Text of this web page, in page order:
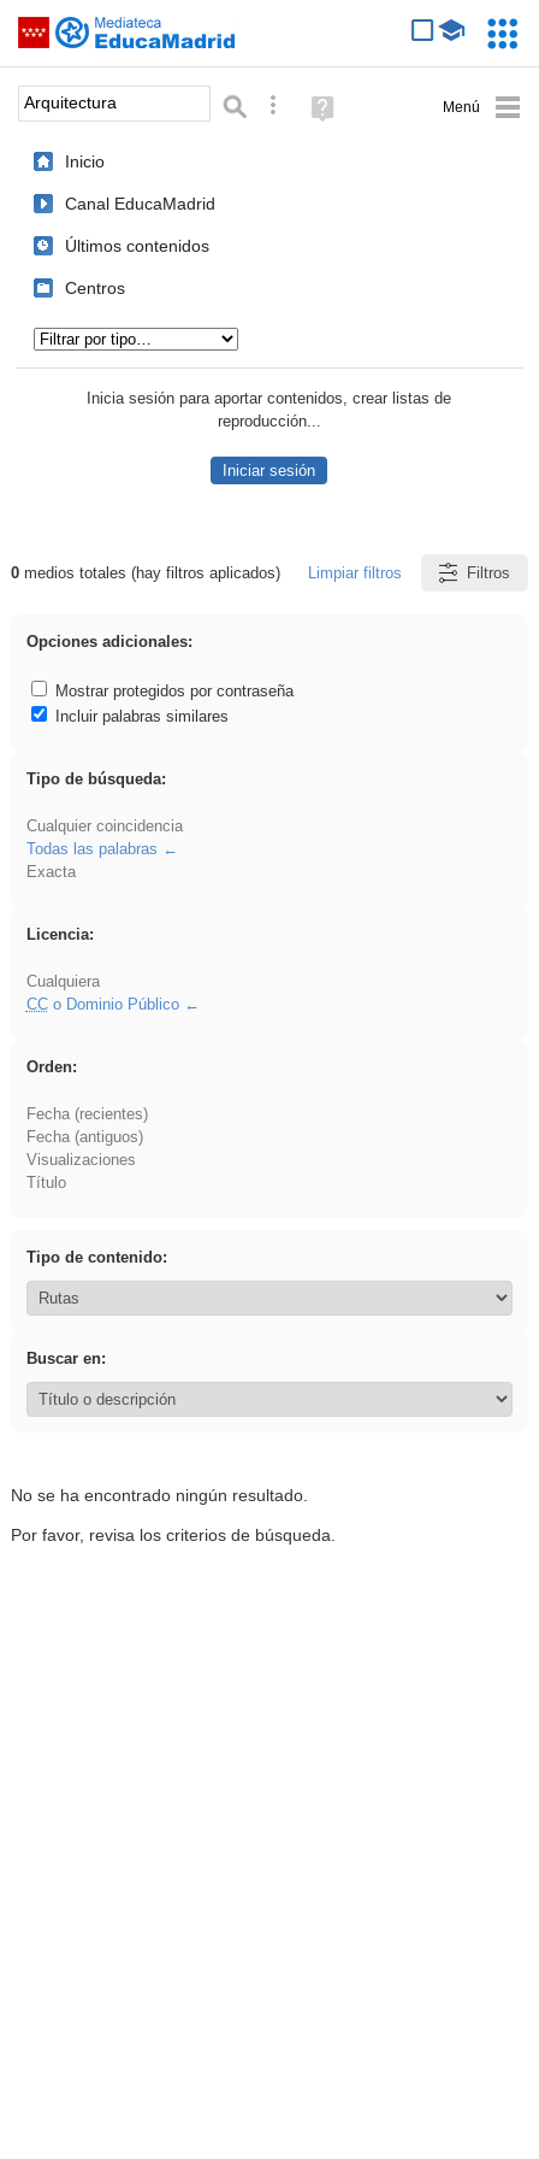
Saltar navegación
Palabra o frase: Búsqueda avanzada
Ayuda
(en
Inicio
Canal EducaMadrid
Últimos contenidos
Centros
Inicia sesión para aportar contenidos, crear listas de
reproducción...
Iniciar sesión
Resultados de: Arquitectura
0medios totales (hay filtros aplicados) Limpiar filtros Filtros
Opciones adicionales:
Mostrar protegidos por contraseña
Incluir palabras similares
Tipo de búsqueda:
Cualquier coincidencia
Todas las palabras
Exacta
Licencia:
Cualquiera
CCo Dominio Público
Orden:
Fecha (recientes)
Fecha (antiguos)
Visualizaciones
Título
Tipo de contenido:
Buscar en:
No se ha encontrado ningún resultado.
Por favor, revisa los criterios de búsqueda.